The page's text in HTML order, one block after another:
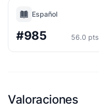
Español
#985 56.0 pts
Valoraciones